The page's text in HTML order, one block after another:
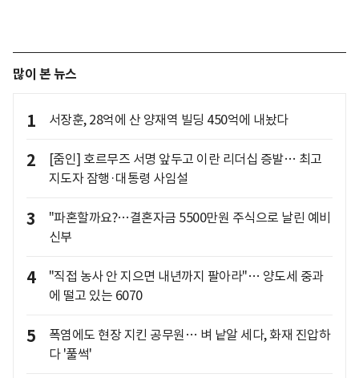
많이 본 뉴스
1 서장훈, 28억에 산 양재역 빌딩 450억에 내놨다
2
[줌인] 호르무즈 서명 앞두고 이란 리더십 증발… 최고
지도자 잠행·대통령 사임설
3
"파혼할까요?…결혼자금 5500만원 주식으로 날린 예비
신부
4
"직접 농사 안 지으면 내년까지 팔아라"… 양도세 중과
에 떨고 있는 6070
5
폭염에도 현장 지킨 공무원… 벼 낱알 세다, 화재 진압하
다 '풀썩'